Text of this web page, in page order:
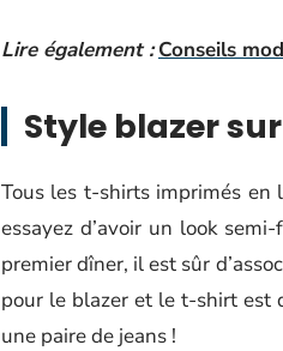
Lire également : Conseils
Style blazer
Tous les t-shirts imprimés en
essayez d’avoir un look
premier dîner, il est sûr
pour le blazer et le t-shirt est
une paire de jeans !